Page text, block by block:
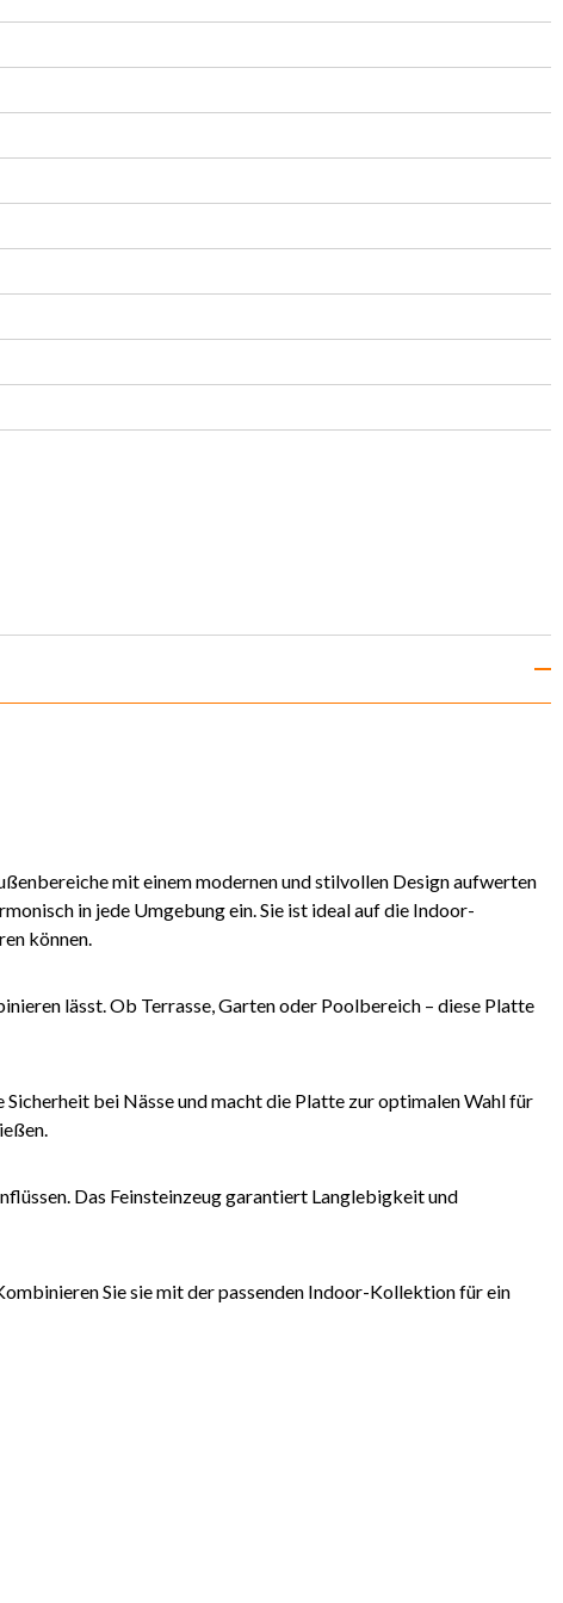
mit einem modernen und stilvollen Design aufwerten
in jede Umgebung ein. Sie ist ideal auf die Indoor-
können.
lässt. Ob Terrasse, Garten oder Poolbereich – diese Platte
bei Nässe und macht die Platte zur optimalen Wahl für
Das Feinsteinzeug garantiert Langlebigkeit und
Sie sie mit der passenden Indoor-Kollektion für ein